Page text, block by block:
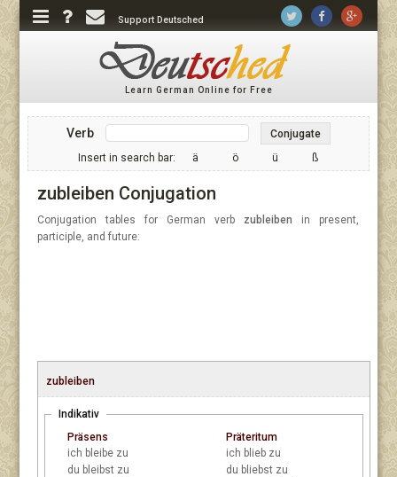
Support Deutsched
Learn German Online for Free
Verb
Conjugate
Insert in search bar:
ä ö ü ß
zubleiben Conjugation
Conjugation tables for German verb zubleiben
in present,
participle, and future:
zubleiben
Indikativ
Präsens
ich bleibe zu
du bleibst zu
Präteritum
ich blieb zu
du bliebst zu